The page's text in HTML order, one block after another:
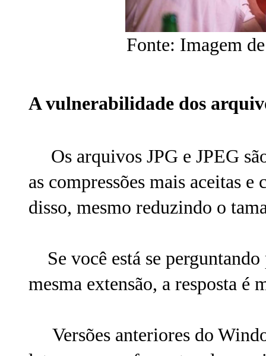
Fonte: Imagem
A vulnerabilidade dos
Os arquivos JPG e JPEG
as compressões mais aceitas
disso, mesmo reduzindo o
Se você está se perguntando
mesma extensão, a resposta é
Versões anteriores do